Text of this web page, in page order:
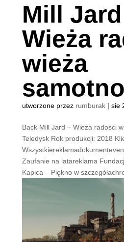
Mill
Wieża
wieża
utworzone przez rumburak| sie
Back Mill Jard – Wieża radości
Teledysk Rok produkcji: 2018
Zaufanie na latareklama
Kapica – Piękno w